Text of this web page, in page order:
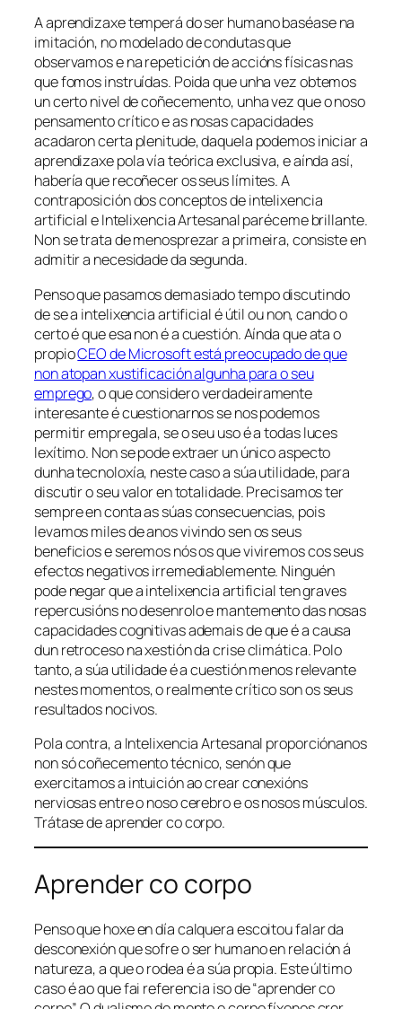
A aprendizaxe temperá do ser humano baséase na
imitación, no modelado de condutas que
observamos e na repetición de accións físicas nas
que fomos instruídas. Poida que unha vez obtemos
un certo nivel de coñecemento, unha vez que o noso
pensamento crítico e as nosas capacidades
acadaron certa plenitude, daquela podemos iniciar a
aprendizaxe pola vía teórica exclusiva, e aínda así,
habería que recoñecer os seus límites. A
contraposición dos conceptos de intelixencia
artificial eIntelixencia Artesanalparéceme brillante.
Non se trata de menosprezar a primeira, consiste en
admitir a necesidade da segunda.
Penso que pasamos demasiado tempo discutindo
de se a intelixencia artificial é útil ou non, cando o
certo é que esa non é a cuestión. Aínda que ata o
propioCEO de Microsoft está preocupado de que
non atopan xustificación algunha para o seu
emprego, o que considero verdadeiramente
interesante é cuestionarnos se nos podemos
permitir empregala, se o seu uso é a todas luces
lexítimo. Non se pode extraer un único aspecto
dunha tecnoloxía, neste caso a súa utilidade, para
discutir o seu valor en totalidade. Precisamos ter
sempre en conta as súas consecuencias, pois
levamos miles de anos vivindo sen os seus
beneficios e seremos nós os que viviremos cos seus
efectos negativos irremediablemente. Ninguén
pode negar que a intelixencia artificial ten graves
repercusións no desenrolo e mantemento das nosas
capacidades cognitivas ademais de que é a causa
dun retroceso na xestión da crise climática. Polo
tanto, a súa utilidade é a cuestión menos relevante
nestes momentos, o realmente crítico son os seus
resultados nocivos.
Pola contra, a Intelixencia Artesanal proporciónanos
non só coñecemento técnico, senón que
exercitamos a intuición ao crear conexións
nerviosas entre o noso cerebro e os nosos músculos.
Trátase de aprender co corpo.
Aprender co corpo
Penso que hoxe en día calquera escoitou falar da
desconexión que sofre o ser humano en relación á
natureza, a que o rodea é a súa propia. Este último
caso é ao que fai referencia iso de “aprender co